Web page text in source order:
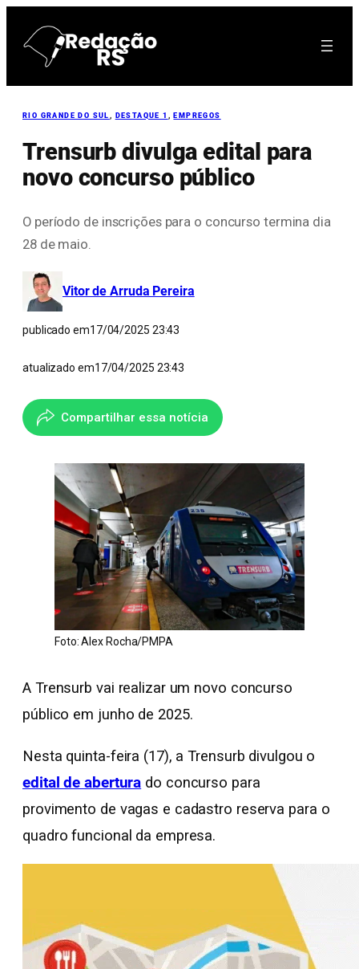
para
RIO GRANDE DO SUL , DESTAQUE 1 , EMPREGOS
Trensurb divulga edital para
novo concurso público
O período de inscrições para o concurso termina dia
28 de maio.
Vitor de Arruda Pereira
publicado em17/04/2025 23:43
atualizado em17/04/2025 23:43
Compartilhar essa notícia
Foto: Alex Rocha/PMPA
A Trensurb vai realizar um novo concurso
público em junho de 2025.
Nesta quinta-feira (17), a Trensurb divulgou o
edital de abertura do concurso para
provimento de vagas e cadastro reserva para o
quadro funcional da empresa.